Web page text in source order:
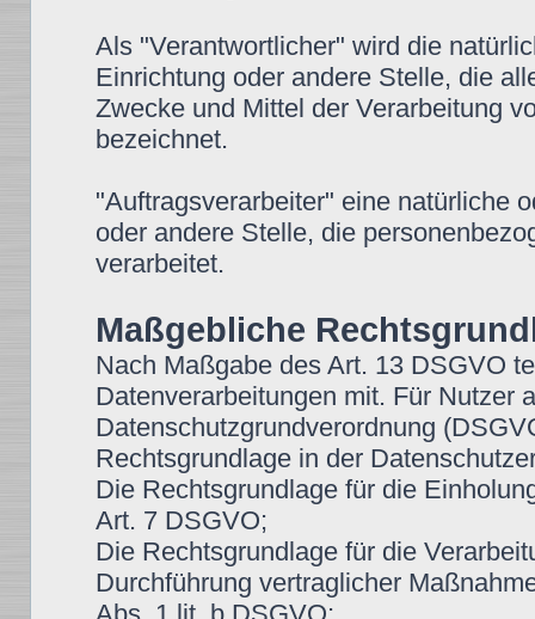
Als "Verantwortlicher" wird die
Einrichtung oder andere Stelle, die
Zwecke und Mittel der Verarbeitung
bezeichnet.
"Auftragsverarbeiter" eine natürliche
oder andere Stelle, die
verarbeitet.
Maßgebliche
Nach Maßgabe des Art. 13 DSGVO
Datenverarbeitungen mit. Für Nutzer
Datenschutzgrundverordnung
Rechtsgrundlage in der
Die Rechtsgrundlage für die
Art. 7 DSGVO;
Die Rechtsgrundlage für die
Durchführung vertraglicher